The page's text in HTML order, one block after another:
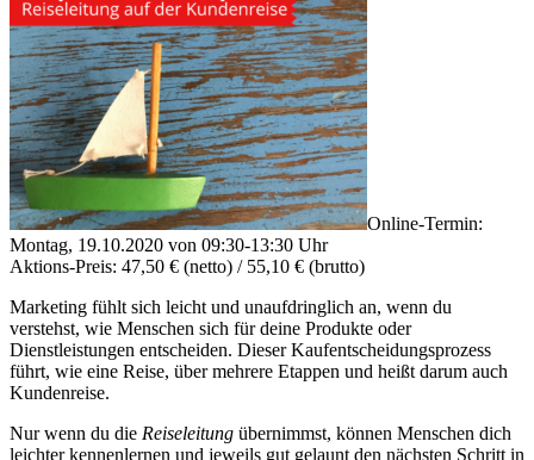
Online-Termin:
Montag, 19.10.2020 von 09:30-13:30 Uhr
Aktions-Preis: 47,50 € (netto) / 55,10 € (brutto)
Marketing fühlt sich leicht und unaufdringlich an, wenn du
verstehst, wie Menschen sich für deine Produkte oder
Dienstleistungen entscheiden. Dieser Kaufentscheidungsprozess
führt, wie eine Reise, über mehrere Etappen und heißt darum auch
Kundenreise.
Nur wenn du die Reiseleitung übernimmst, können Menschen dich
leichter kennenlernen und jeweils gut gelaunt den nächsten Schritt in